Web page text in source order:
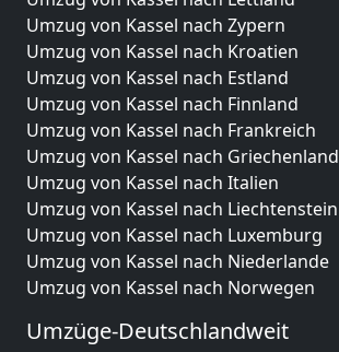
Umzug von Kassel nach Zypern
Umzug von Kassel nach Kroatien
Umzug von Kassel nach Estland
Umzug von Kassel nach Finnland
Umzug von Kassel nach Frankreich
Umzug von Kassel nach Griechenland
Umzug von Kassel nach Italien
Umzug von Kassel nach Liechtenstein
Umzug von Kassel nach Luxemburg
Umzug von Kassel nach Niederlande
Umzug von Kassel nach Norwegen
Umzüge-Deutschlandweit